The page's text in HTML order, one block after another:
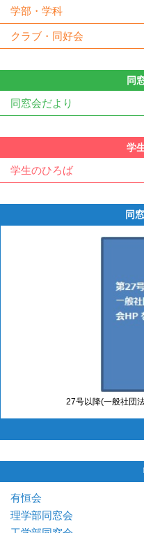
学部・学科
クラブ・同好会
同
同窓会だより
学
学生のひろば
同
27号以降(一般社団
有恒会
理学部同窓会